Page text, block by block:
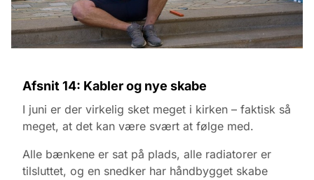
Afsnit 14: Kabler og nye skabe
I juni er der virkelig sket meget i kirken – faktisk så
meget, at det kan være svært at følge med.
Alle bænkene er sat på plads, alle radiatorer er
tilsluttet, og en snedker har håndbygget skabe